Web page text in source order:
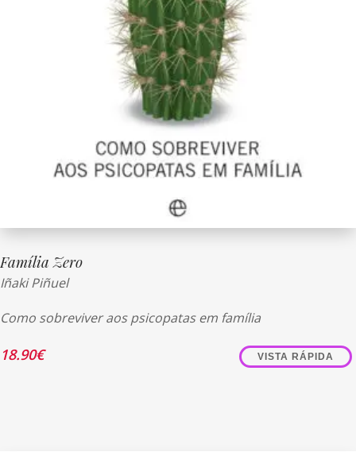
Família Zero
Iñaki Piñuel
Como sobreviver aos psicopatas em família
18.90€ VISTA RÁPIDA